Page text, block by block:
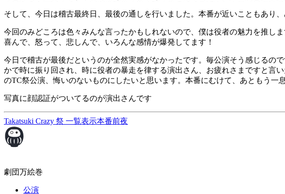
そして、今日は稽古最終日、最後の通しを行いました。本番が近いこともあり
今回のみどころは色々みんな言ったかもしれないので、僕は役者の魅力を推し
喜んで、怒って、悲しんで、いろんな感情が爆発してます！
今日で稽古が最後だというのが全然実感がなかったです。毎公演そう感じるの
かで時に振り回され、時に役者の暴走を律する演出さん、お疲れさまですと言
のTC祭公演、悔いのないものにしたいと思います。本番にむけて、あともう一
写真に顔認証がついてるのが演出さんです
Takatsuki Crazy 祭 一覧表示本番前夜
劇団万絵巻
公演